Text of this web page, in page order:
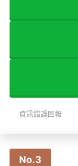
資訊錯誤回報
No.3